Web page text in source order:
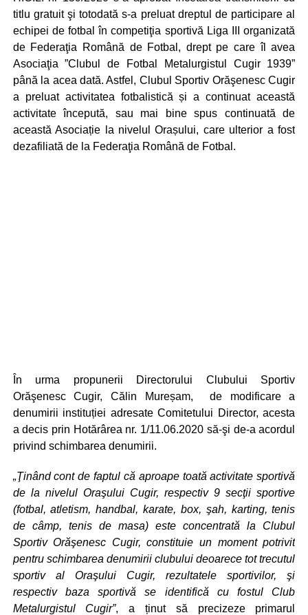
titlu gratuit şi totodată s-a preluat dreptul de participare al
echipei de fotbal în competiţia sportivă Liga III organizată
de Federaţia Română de Fotbal, drept pe care îl avea
Asociaţia ”Clubul de Fotbal Metalurgistul Cugir 1939”
până la acea dată. Astfel, Clubul Sportiv Orăşenesc Cugir
a preluat activitatea fotbalistică și a continuat această
activitate începută, sau mai bine spus continuată de
această Asociație la nivelul Orașului, care ulterior a fost
dezafiliată de la Federaţia Română de Fotbal.
În urma propunerii Directorului Clubului Sportiv
Orăşenesc Cugir, Călin Mureșam, de modificare a
denumirii instituției adresate Comitetului Director, acesta
a decis prin Hotărârea nr. 1/11.06.2020 să-şi de-a acordul
privind schimbarea denumirii.
„Ţinând cont de faptul că aproape toată activitate sportivă
de la nivelul Oraşului Cugir, respectiv 9 secţii sportive
(fotbal, atletism, handbal, karate, box, şah, karting, tenis
de câmp, tenis de masa) este concentrată la Clubul
Sportiv Orăşenesc Cugir, constituie un moment potrivit
pentru schimbarea denumirii clubului deoarece tot trecutul
sportiv al Oraşului Cugir, rezultatele sportivilor, şi
respectiv baza sportivă se identifică cu fostul Club
Metalurgistul Cugir”, a ținut să precizeze primarul